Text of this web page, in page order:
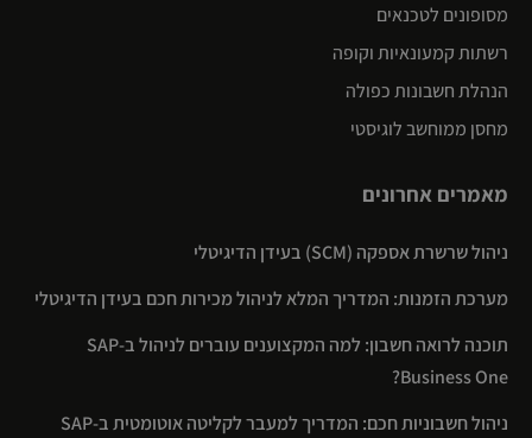
מסופונים לטכנאים
רשתות קמעונאיות וקופה
הנהלת חשבונות כפולה
מחסן ממוחשב לוגיסטי
מאמרים אחרונים
ניהול שרשרת אספקה (SCM) בעידן הדיגיטלי
מערכת הזמנות: המדריך המלא לניהול מכירות חכם בעידן הדיגיטלי
תוכנה לרואה חשבון: למה המקצוענים עוברים לניהול ב-SAP
Business One?
ניהול חשבוניות חכם: המדריך למעבר לקליטה אוטומטית ב-SAP